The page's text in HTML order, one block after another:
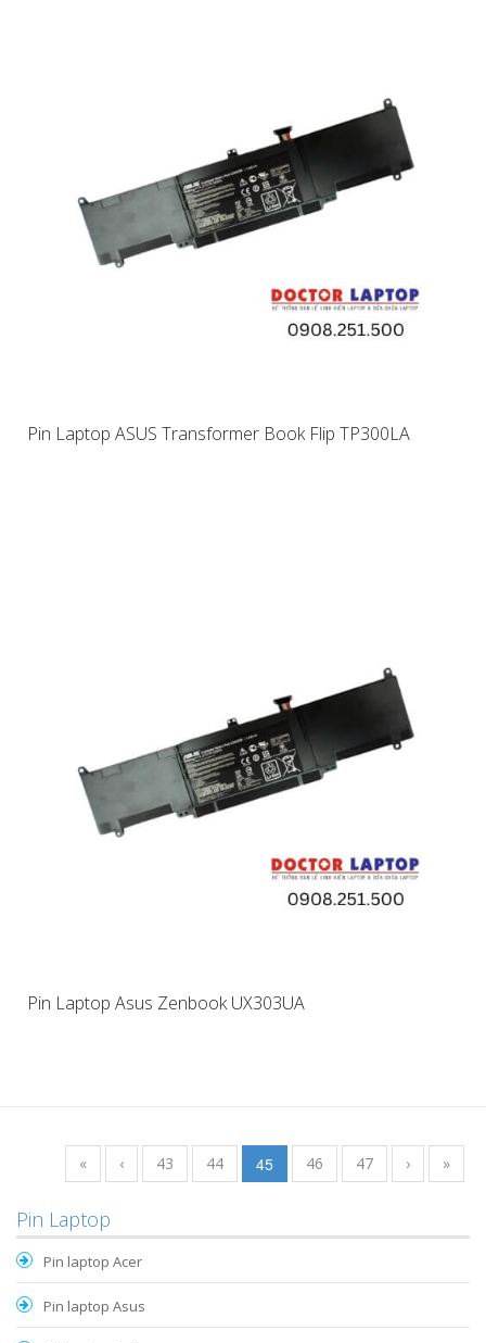
Pin Laptop ASUS Transformer Book Flip TP300LA
Pin Laptop Asus Zenbook UX303UA
« ‹ 43 44 45 46 47 › »
Pin Laptop
Pin laptop Acer
Pin laptop Asus